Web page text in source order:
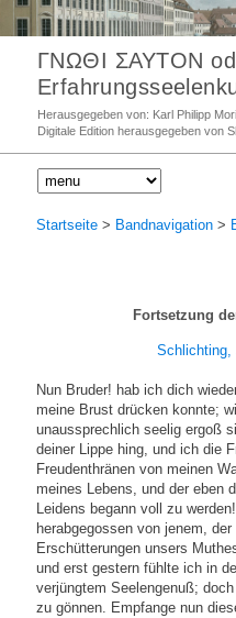
ΓΝΩΘΙ ΣΑΥΤΟΝ
Herausgegeben von: Karl Philipp
Digitale Edition herausgegeben von
Startseite > Bandnavigation >
Fortsetzung
Schlichting,
Nun Bruder! hab ich dich
meine Brust drücken konnte;
unaussprechlich seelig ergoß
deiner Lippe hing, und ich die
Freudenthränen von meinen
meines Lebens, und der eben
Leidens begann voll zu werden!
herabgegossen von jenem,
Erschütterungen unsers
und erst gestern fühlte ich in
verjüngtem Seelengenuß;
zu gönnen. Empfange nun